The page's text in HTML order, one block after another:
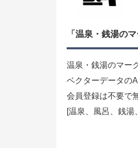
「温泉・銭湯の
温泉・銭湯のマー
ベクターデータの
会員登録は不要で
[温泉、風呂、銭湯